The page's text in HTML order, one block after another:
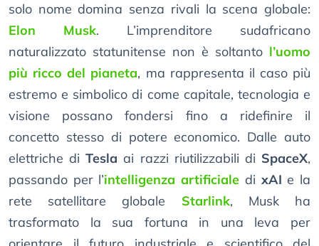
solo nome domina senza rivali la scena globale:
Elon Musk. L’imprenditore sudafricano
naturalizzato statunitense non è soltanto l’uomo
più ricco del pianeta, ma rappresenta il caso più
estremo e simbolico di come capitale, tecnologia e
visione possano fondersi fino a ridefinire il
concetto stesso di potere economico. Dalle auto
elettriche diTesla ai razzi riutilizzabili di SpaceX,
passando per l’intelligenza artificiale di xAI e la
rete satellitare globale Starlink, Musk ha
trasformato la sua fortuna in una leva per